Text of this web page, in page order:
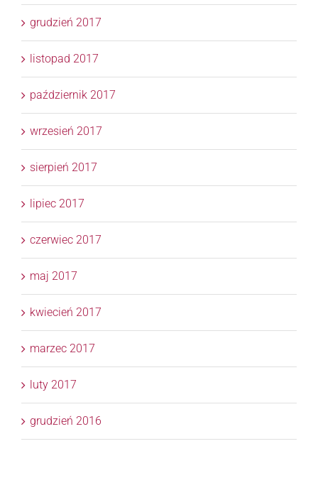
grudzień 2017
listopad 2017
październik 2017
wrzesień 2017
sierpień 2017
lipiec 2017
czerwiec 2017
maj 2017
kwiecień 2017
marzec 2017
luty 2017
grudzień 2016